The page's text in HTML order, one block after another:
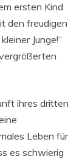
ersten Kind
den freudigen
Junge!“
ihres dritten
Leben für
es schwierig